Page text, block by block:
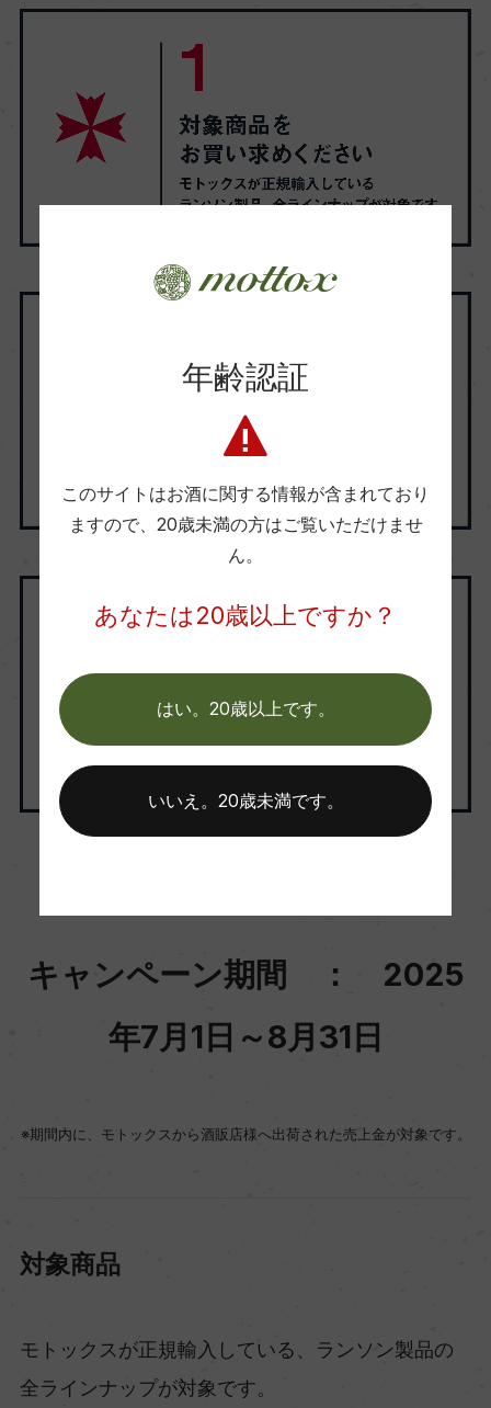
キャンペーン期間 ： 2025
年7月1日～8月31日
※期間内に、モトックスから酒販店様へ出荷された売上金が対象です。
対象商品
モトックスが正規輸入している、ランソン製品の
全ラインナップが対象です。
年齢認証
このサイトはお酒に関する情報が含まれており
ますので、 20歳未満の方はご覧いただけませ
ん。
あなたは20歳以上ですか？
はい。20歳以上です。
いいえ。20歳未満です。